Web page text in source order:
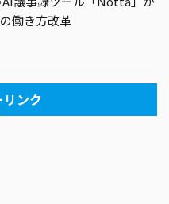
働き方改革
ンク